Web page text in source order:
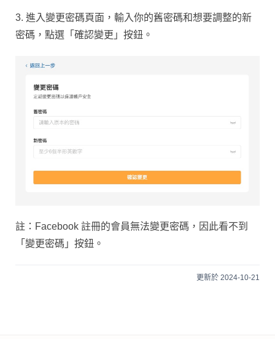
3. 進入變更密碼頁面，輸入你的舊密碼和想要調整的新
密碼，點選「確認變更」按鈕。
註：Facebook 註冊的會員無法變更密碼，因此看不到
「變更密碼」按鈕。
更新於 2024-10-21